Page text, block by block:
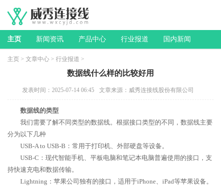
主页 新闻资讯 产品中心 行业报道 国内新闻
主页 > 文章中心 > 行业报道 >
数据线什么样的比较好用
发表时间：2025-07-14 06:45 文章来源：威秀连接线股份有限公司
数据线的类型
我们需要了解不同类型的数据线。根据接口类型的不同，数据线主要
分为以下几种
USB-A to USB-B：常用于打印机、外部硬盘等设备。
USB-C：现代智能手机、平板电脑和笔记本电脑普遍使用的接口，支
持快速充电和数据传输。
Lightning：苹果公司独有的接口，适用于iPhone、iPad等苹果设备。